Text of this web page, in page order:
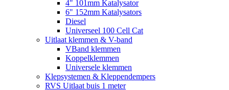
4" 101mm Katalysator
6" 152mm Katalysators
Diesel
Universeel 100 Cell Cat
Uitlaat klemmen & V-band
VBand klemmen
Koppelklemmen
Universele klemmen
Klepsystemen & Kleppendempers
RVS Uitlaat buis 1 meter